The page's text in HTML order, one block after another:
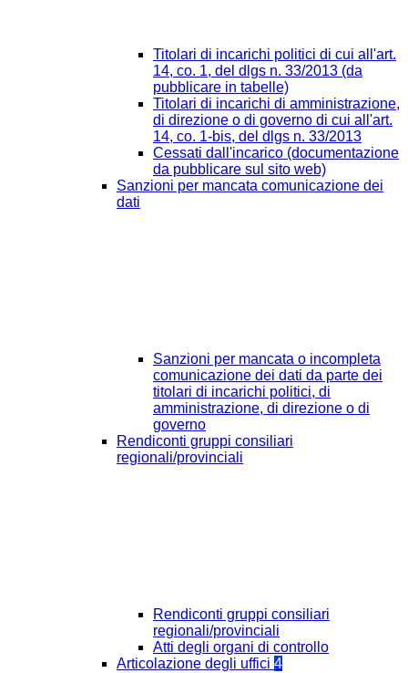
Titolari di incarichi politici di cui all'art.
14, co. 1, del dlgs n. 33/2013 (da
pubblicare in tabelle)
Titolari di incarichi di amministrazione,
di direzione o di governo di cui all'art.
14, co. 1-bis, del dlgs n. 33/2013
Cessati dall'incarico (documentazione
da pubblicare sul sito web)
Sanzioni per mancata comunicazione dei
dati
Sanzioni per mancata o incompleta
comunicazione dei dati da parte dei
titolari di incarichi politici, di
amministrazione, di direzione o di
governo
Rendiconti gruppi consiliari
regionali/provinciali
Rendiconti gruppi consiliari
regionali/provinciali
Atti degli organi di controllo
Articolazione degli uffici 4